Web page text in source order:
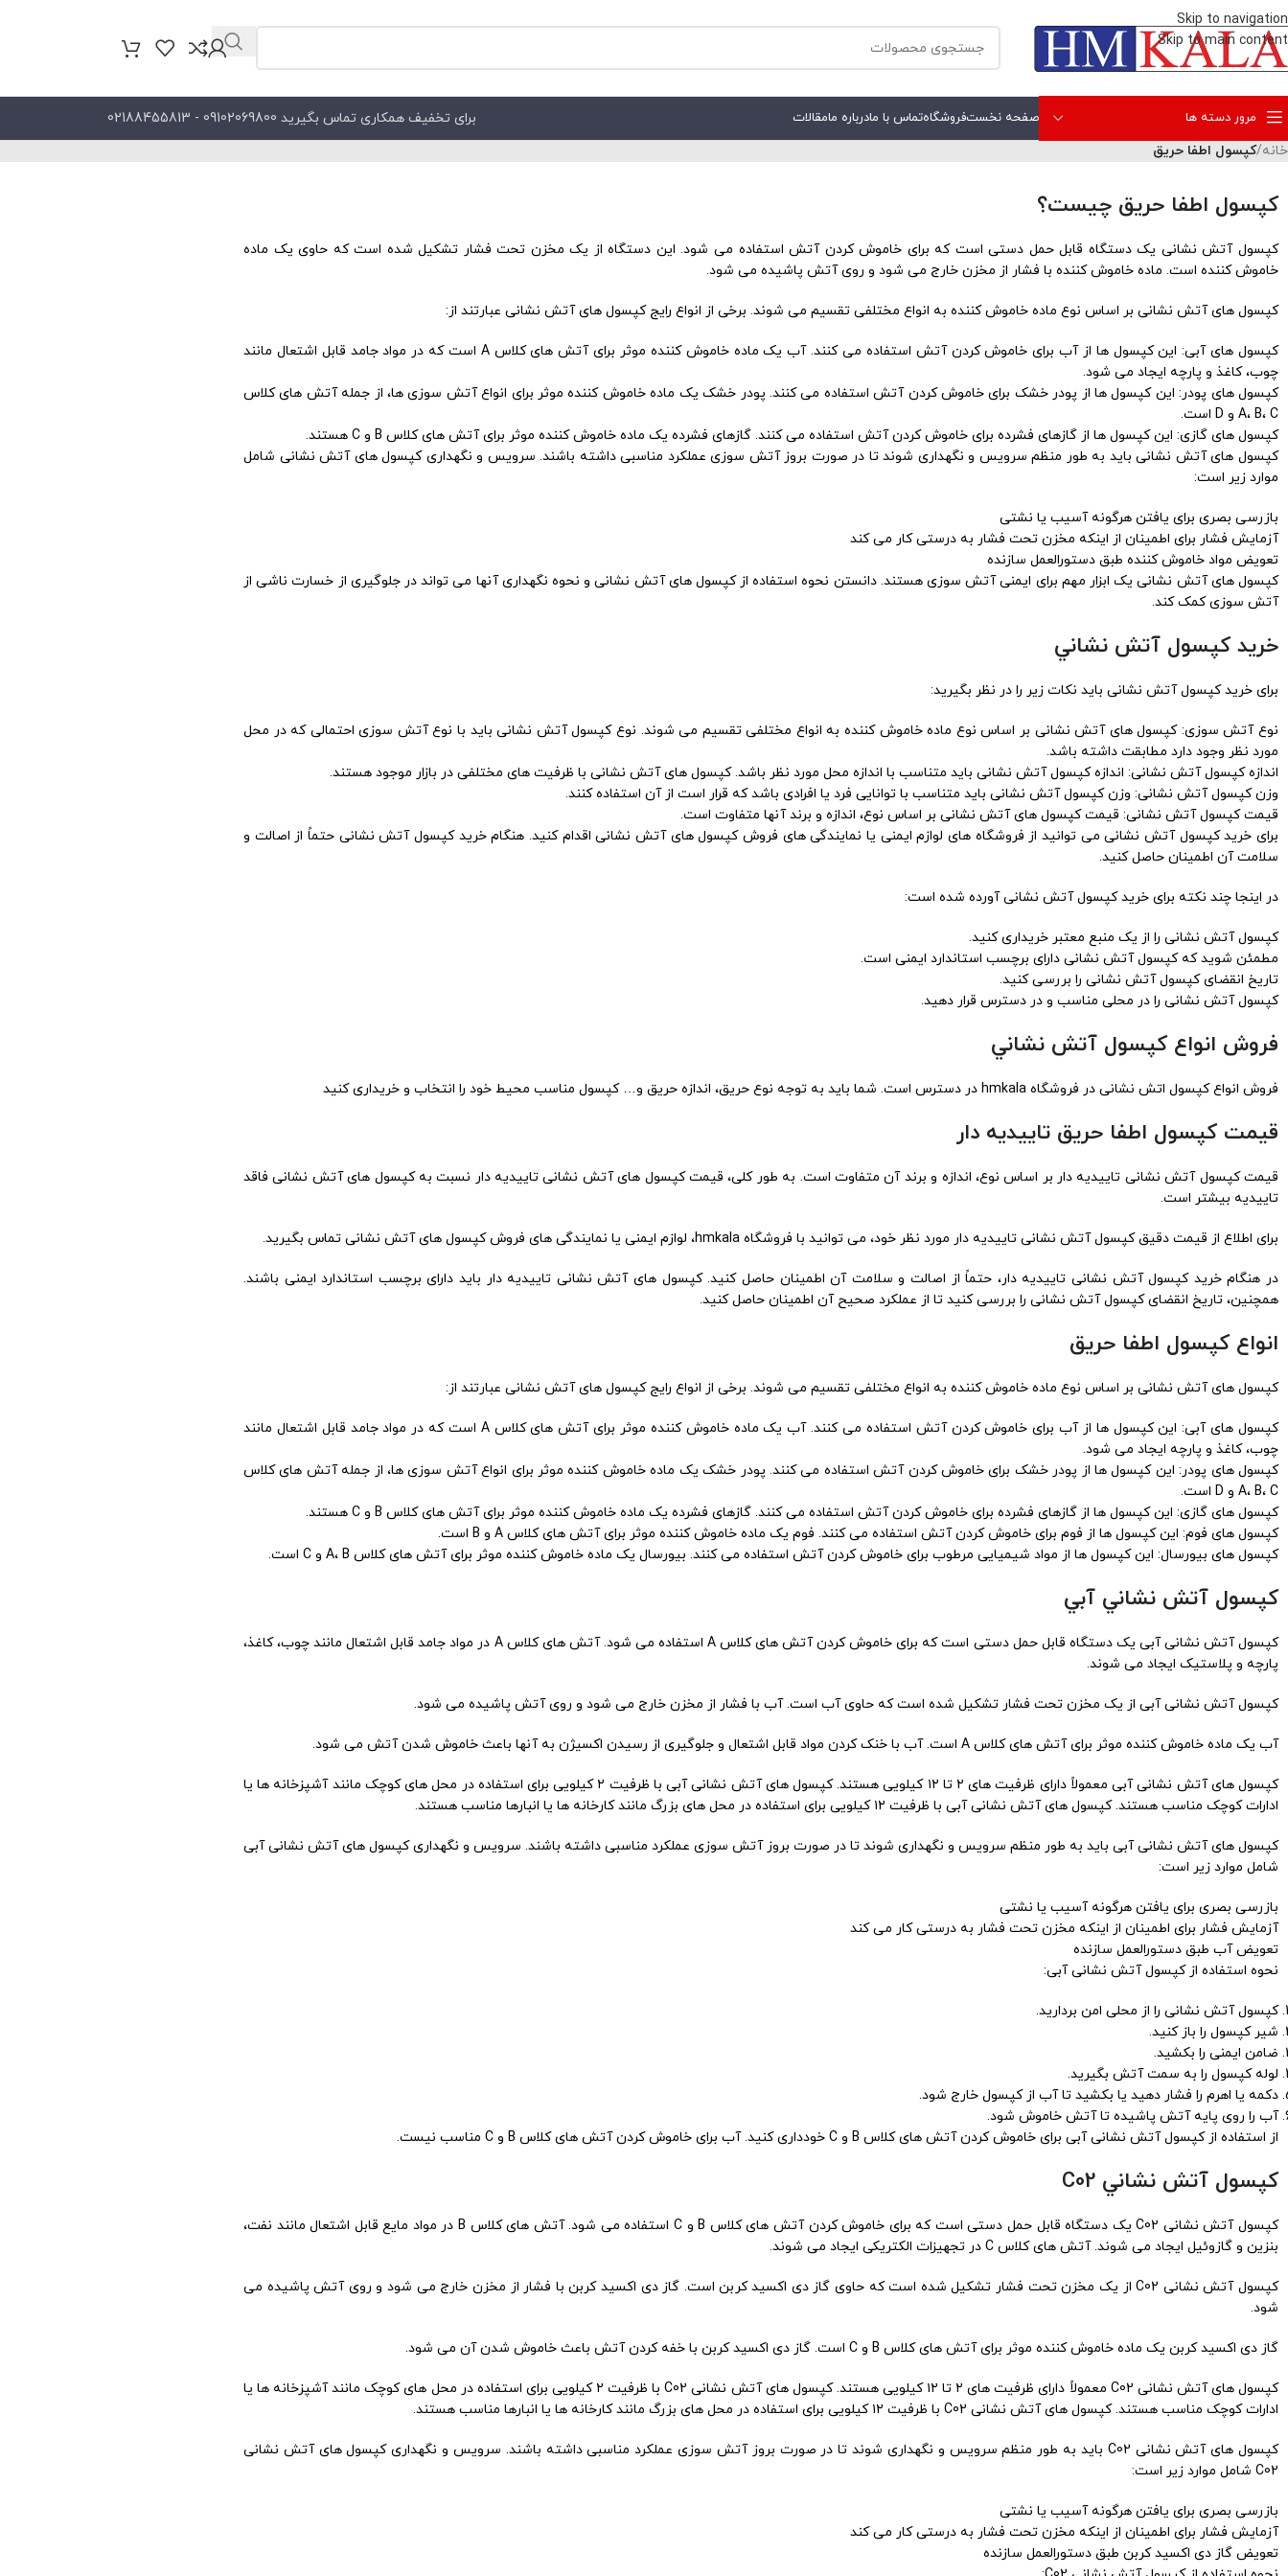
Skip to navigation
Skip to main content
مرور دسته ها صفحه نخستفروشگاهتماس با مادرباره مامقالات
برای تخفیف همکاری تماس بگیرید 09102069800 - 02188455813
خانه/کپسول اطفا حریق
کپسول اطفا حریق چیست؟
کپسول آتش نشانی یک دستگاه قابل حمل دستی است که برای خاموش کردن آتش استفاده می شود. این دستگاه از یک مخزن تحت فشار تشکیل شده است که حاوی یک ماده
خاموش کننده است. ماده خاموش کننده با فشار از مخزن خارج می شود و روی آتش پاشیده می شود.
کپسول های آتش نشانی بر اساس نوع ماده خاموش کننده به انواع مختلفی تقسیم می شوند. برخی از انواع رایج کپسول های آتش نشانی عبارتند از:
کپسول های آبی: این کپسول ها از آب برای خاموش کردن آتش استفاده می کنند. آب یک ماده خاموش کننده موثر برای آتش های کلاس A است که در مواد جامد قابل اشتعال مانند
چوب، کاغذ و پارچه ایجاد می شود.
کپسول های پودر: این کپسول ها از پودر خشک برای خاموش کردن آتش استفاده می کنند. پودر خشک یک ماده خاموش کننده موثر برای انواع آتش سوزی ها، از جمله آتش های کلاس
A، B، C و D است.
کپسول های گازی: این کپسول ها از گازهای فشرده برای خاموش کردن آتش استفاده می کنند. گازهای فشرده یک ماده خاموش کننده موثر برای آتش های کلاس B و C هستند.
کپسول های آتش نشانی باید به طور منظم سرویس و نگهداری شوند تا در صورت بروز آتش سوزی عملکرد مناسبی داشته باشند. سرویس و نگهداری کپسول های آتش نشانی شامل
موارد زیر است:
بازرسی بصری برای یافتن هرگونه آسیب یا نشتی
آزمایش فشار برای اطمینان از اینکه مخزن تحت فشار به درستی کار می کند
تعویض مواد خاموش کننده طبق دستورالعمل سازنده
کپسول های آتش نشانی یک ابزار مهم برای ایمنی آتش سوزی هستند. دانستن نحوه استفاده از کپسول های آتش نشانی و نحوه نگهداری آنها می تواند در جلوگیری از خسارت ناشی از
آتش سوزی کمک کند.
خريد كپسول آتش نشاني
برای خرید کپسول آتش نشانی باید نکات زیر را در نظر بگیرید:
نوع آتش سوزی: کپسول های آتش نشانی بر اساس نوع ماده خاموش کننده به انواع مختلفی تقسیم می شوند. نوع کپسول آتش نشانی باید با نوع آتش سوزی احتمالی که در محل
مورد نظر وجود دارد مطابقت داشته باشد.
اندازه کپسول آتش نشانی: اندازه کپسول آتش نشانی باید متناسب با اندازه محل مورد نظر باشد. کپسول های آتش نشانی با ظرفیت های مختلفی در بازار موجود هستند.
وزن کپسول آتش نشانی: وزن کپسول آتش نشانی باید متناسب با توانایی فرد یا افرادی باشد که قرار است از آن استفاده کنند.
قیمت کپسول آتش نشانی: قیمت کپسول های آتش نشانی بر اساس نوع، اندازه و برند آنها متفاوت است.
برای خرید کپسول آتش نشانی می توانید از فروشگاه های لوازم ایمنی یا نمایندگی های فروش کپسول های آتش نشانی اقدام کنید. هنگام خرید کپسول آتش نشانی حتماً از اصالت و
سلامت آن اطمینان حاصل کنید.
در اینجا چند نکته برای خرید کپسول آتش نشانی آورده شده است:
کپسول آتش نشانی را از یک منبع معتبر خریداری کنید.
مطمئن شوید که کپسول آتش نشانی دارای برچسب استاندارد ایمنی است.
تاریخ انقضای کپسول آتش نشانی را بررسی کنید.
کپسول آتش نشانی را در محلی مناسب و در دسترس قرار دهید.
فروش انواع كپسول آتش نشاني
فروش انواع کپسول اتش نشانی در فروشگاه hmkala در دسترس است. شما باید به توجه نوع حریق، اندازه حریق و… کپسول مناسب محیط خود را انتخاب و خریداری کنید
قيمت كپسول اطفا حريق تاييديه دار
قیمت کپسول آتش نشانی تاییدیه دار بر اساس نوع، اندازه و برند آن متفاوت است. به طور کلی، قیمت کپسول های آتش نشانی تاییدیه دار نسبت به کپسول های آتش نشانی فاقد
تاییدیه بیشتر است.
برای اطلاع از قیمت دقیق کپسول آتش نشانی تاییدیه دار مورد نظر خود، می توانید با فروشگاه hmkala، لوازم ایمنی یا نمایندگی های فروش کپسول های آتش نشانی تماس بگیرید.
در هنگام خرید کپسول آتش نشانی تاییدیه دار، حتماً از اصالت و سلامت آن اطمینان حاصل کنید. کپسول های آتش نشانی تاییدیه دار باید دارای برچسب استاندارد ایمنی باشند.
همچنین، تاریخ انقضای کپسول آتش نشانی را بررسی کنید تا از عملکرد صحیح آن اطمینان حاصل کنید.
انواع كپسول اطفا حريق
کپسول های آتش نشانی بر اساس نوع ماده خاموش کننده به انواع مختلفی تقسیم می شوند. برخی از انواع رایج کپسول های آتش نشانی عبارتند از:
کپسول های آبی: این کپسول ها از آب برای خاموش کردن آتش استفاده می کنند. آب یک ماده خاموش کننده موثر برای آتش های کلاس A است که در مواد جامد قابل اشتعال مانند
چوب، کاغذ و پارچه ایجاد می شود.
کپسول های پودر: این کپسول ها از پودر خشک برای خاموش کردن آتش استفاده می کنند. پودر خشک یک ماده خاموش کننده موثر برای انواع آتش سوزی ها، از جمله آتش های کلاس
A، B، C و D است.
کپسول های گازی: این کپسول ها از گازهای فشرده برای خاموش کردن آتش استفاده می کنند. گازهای فشرده یک ماده خاموش کننده موثر برای آتش های کلاس B و C هستند.
کپسول های فوم: این کپسول ها از فوم برای خاموش کردن آتش استفاده می کنند. فوم یک ماده خاموش کننده موثر برای آتش های کلاس A و B است.
کپسول های بیورسال: این کپسول ها از مواد شیمیایی مرطوب برای خاموش کردن آتش استفاده می کنند. بیورسال یک ماده خاموش کننده موثر برای آتش های کلاس A، B و C است.
كپسول آتش نشاني آبي
کپسول آتش نشانی آبی یک دستگاه قابل حمل دستی است که برای خاموش کردن آتش های کلاس A استفاده می شود. آتش های کلاس A در مواد جامد قابل اشتعال مانند چوب، کاغذ،
پارچه و پلاستیک ایجاد می شوند.
کپسول آتش نشانی آبی از یک مخزن تحت فشار تشکیل شده است که حاوی آب است. آب با فشار از مخزن خارج می شود و روی آتش پاشیده می شود.
آب یک ماده خاموش کننده موثر برای آتش های کلاس A است. آب با خنک کردن مواد قابل اشتعال و جلوگیری از رسیدن اکسیژن به آنها باعث خاموش شدن آتش می شود.
کپسول های آتش نشانی آبی معمولاً دارای ظرفیت های ۲ تا ۱۲ کیلویی هستند. کپسول های آتش نشانی آبی با ظرفیت ۲ کیلویی برای استفاده در محل های کوچک مانند آشپزخانه ها یا
ادارات کوچک مناسب هستند. کپسول های آتش نشانی آبی با ظرفیت ۱۲ کیلویی برای استفاده در محل های بزرگ مانند کارخانه ها یا انبارها مناسب هستند.
کپسول های آتش نشانی آبی باید به طور منظم سرویس و نگهداری شوند تا در صورت بروز آتش سوزی عملکرد مناسبی داشته باشند. سرویس و نگهداری کپسول های آتش نشانی آبی
شامل موارد زیر است:
بازرسی بصری برای یافتن هرگونه آسیب یا نشتی
آزمایش فشار برای اطمینان از اینکه مخزن تحت فشار به درستی کار می کند
تعویض آب طبق دستورالعمل سازنده
نحوه استفاده از کپسول آتش نشانی آبی:
کپسول آتش نشانی را از محلی امن بردارید.
شیر کپسول را باز کنید.
ضامن ایمنی را بکشید.
لوله کپسول را به سمت آتش بگیرید.
دکمه یا اهرم را فشار دهید یا بکشید تا آب از کپسول خارج شود.
آب را روی پایه آتش پاشیده تا آتش خاموش شود.
از استفاده از کپسول آتش نشانی آبی برای خاموش کردن آتش های کلاس B و C خودداری کنید. آب برای خاموش کردن آتش های کلاس B و C مناسب نیست.
كپسول آتش نشاني C02
کپسول آتش نشانی C02 یک دستگاه قابل حمل دستی است که برای خاموش کردن آتش های کلاس B و C استفاده می شود. آتش های کلاس B در مواد مایع قابل اشتعال مانند نفت،
بنزین و گازوئیل ایجاد می شوند. آتش های کلاس C در تجهیزات الکتریکی ایجاد می شوند.
کپسول آتش نشانی C02 از یک مخزن تحت فشار تشکیل شده است که حاوی گاز دی اکسید کربن است. گاز دی اکسید کربن با فشار از مخزن خارج می شود و روی آتش پاشیده می
شود.
گاز دی اکسید کربن یک ماده خاموش کننده موثر برای آتش های کلاس B و C است. گاز دی اکسید کربن با خفه کردن آتش باعث خاموش شدن آن می شود.
کپسول های آتش نشانی C02 معمولاً دارای ظرفیت های ۲ تا ۱۲ کیلویی هستند. کپسول های آتش نشانی C02 با ظرفیت ۲ کیلویی برای استفاده در محل های کوچک مانند آشپزخانه ها یا
ادارات کوچک مناسب هستند. کپسول های آتش نشانی C02 با ظرفیت ۱۲ کیلویی برای استفاده در محل های بزرگ مانند کارخانه ها یا انبارها مناسب هستند.
کپسول های آتش نشانی C02 باید به طور منظم سرویس و نگهداری شوند تا در صورت بروز آتش سوزی عملکرد مناسبی داشته باشند. سرویس و نگهداری کپسول های آتش نشانی
C02 شامل موارد زیر است:
بازرسی بصری برای یافتن هرگونه آسیب یا نشتی
آزمایش فشار برای اطمینان از اینکه مخزن تحت فشار به درستی کار می کند
تعویض گاز دی اکسید کربن طبق دستورالعمل سازنده